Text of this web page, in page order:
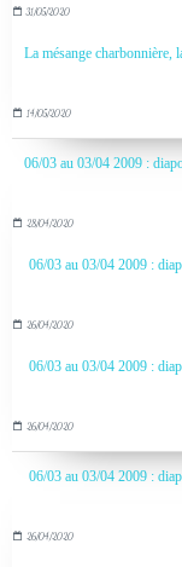
31/05/2020
La mésange charbonnière,
14/05/2020
06/03 au 03/04 2009 :
28/04/2020
06/03 au 03/04 2009 :
26/04/2020
06/03 au 03/04 2009 :
26/04/2020
06/03 au 03/04 2009 :
26/04/2020